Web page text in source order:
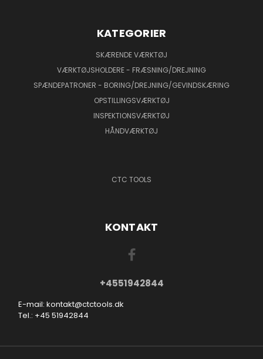
KATEGORIER
SKÆRENDE VÆRKTØJ
VÆRKTØJSHOLDERE - FRÆSNING/DREJNING
SPÆNDEPATRONER - BORING/DREJNING/GEVINDSKÆRING
OPSTILLINGSVÆRKTØJ
INSPEKTIONSVÆRKTØJ
HÅNDVÆRKTØJ
CTC TOOLS
KONTAKT
+4551942844
E-mail: kontakt@ctctools.dk
Tel.: +45 51942844